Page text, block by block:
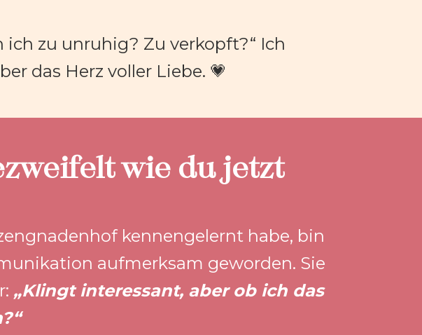
zu unruhig? Zu verkopft?“ Ich
das Herz voller Liebe. 💗
wie du jetzt
kennengelernt habe, bin
aufmerksam geworden. Sie
„Klingt interessant, aber ob ich das